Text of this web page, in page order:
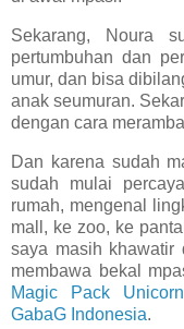
Sekarang, Noura
pertumbuhan dan
umur, dan bisa
anak seumuran.
dengan cara
Dan karena sudah
sudah mulai
rumah, mengenal
mall, ke zoo, ke
saya masih khawatir
membawa bekal
Magic Pack Unicorn
GabaG Indonesia.